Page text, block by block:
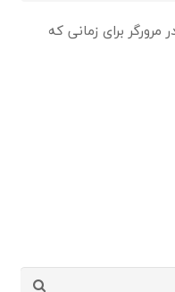
برای زمانی که